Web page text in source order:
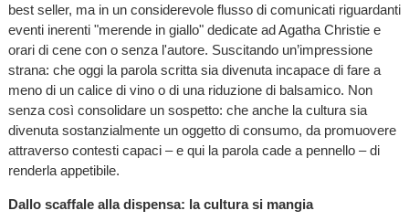
best seller, ma in un considerevole flusso di comunicati riguardanti
eventi inerenti "merende in giallo" dedicate ad Agatha Christie e
orari di cene con o senza l'autore. Suscitando un’impressione
strana: che oggi la parola scritta sia divenuta incapace di fare a
meno di un calice di vino o di una riduzione di balsamico. Non
senza così consolidare un sospetto: che anche la cultura sia
divenuta sostanzialmente un oggetto di consumo, da promuovere
attraverso contesti capaci – e qui la parola cade a pennello – di
renderla appetibile.
Dallo scaffale alla dispensa: la cultura si mangia